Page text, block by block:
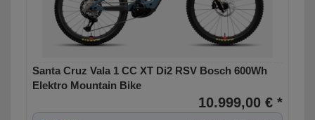
Santa Cruz Vala 1 CC XT Di2 RSV Bosch 600Wh
Elektro Mountain Bike
10.999,00 € *